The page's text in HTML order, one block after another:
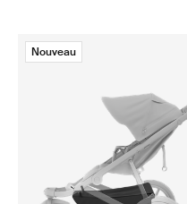
Nouveau